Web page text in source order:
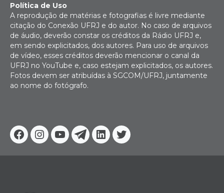
Facebook
Instagram
YoutubeTelegram
Linkedin
Twitter
Política de Uso
A reprodução de matérias e fotografias é livre mediante
citação do Conexão UFRJ e do autor. No caso de arquivos
de áudio, deverão constar os créditos da Rádio UFRJ e,
em sendo explicitados, dos autores. Para uso de arquivos
de vídeo, esses créditos deverão mencionar o canal da
UFRJ no YouTube e, caso estejam explicitados, os autores.
Fotos devem ser atribuídas à SGCOM/UFRJ, juntamente
ao nome do fotógrafo.